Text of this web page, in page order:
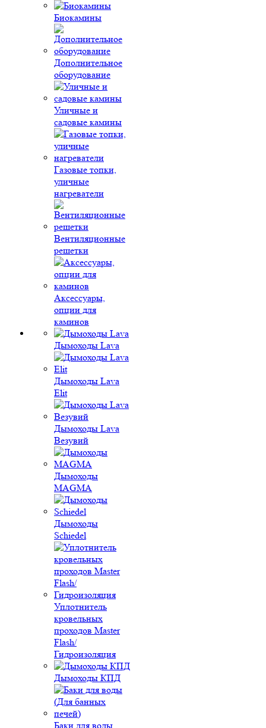
Биокамины
Дополнительное
оборудование
Уличные и
садовые камины
Газовые топки,
уличные
нагреватели
Вентиляционные
решетки
Аксессуары,
опции для
каминов
Дымоходы Lava
Дымоходы Lava
Elit
Дымоходы Lava
Везувий
Дымоходы
MAGMA
Дымоходы
Schiedel
Уплотнитель
кровельных
проходов Master
Flash/
Гидроизоляция
Дымоходы КПД
Баки для воды